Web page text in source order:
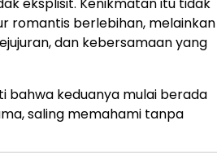
eksplisit. Kenikmatan itu tidak
romantis berlebihan, melainkan
dan kebersamaan yang
bahwa keduanya mulai berada
saling memahami tanpa